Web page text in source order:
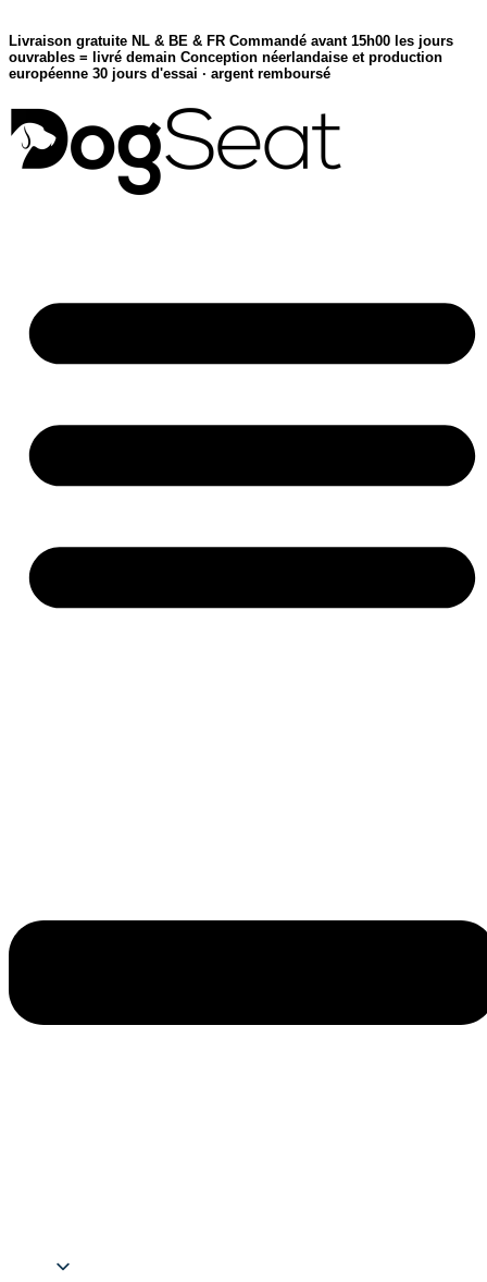
to
content
Livraison gratuite NL & BE & FR Commandé avant 15h00 les jours
ouvrables = livré demain Conception néerlandaise et production
européenne 30 jours d'essai · argent remboursé